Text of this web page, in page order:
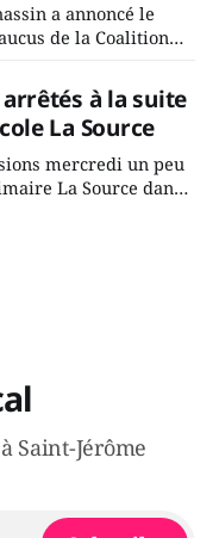
a annoncé le
de la Coalition
qu'il est déçu du
son incapacité, qu'il
à la suite
La Source
mercredi un peu
La Source dans
L'une de deux
et aspergée
Saint-Jérôme